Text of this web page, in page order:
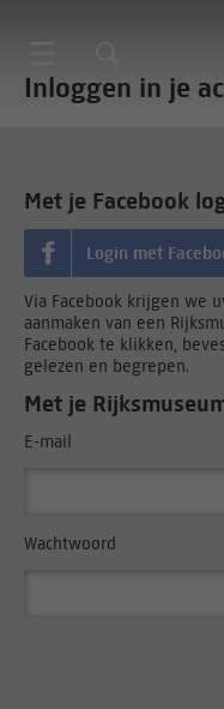
Inloggen in je
Met je Facebook
Login met
Via Facebook krijgen we
aanmaken van een
Facebook te klikken,
gelezen en begrepen.
Met je
E-mail
Wachtwoord